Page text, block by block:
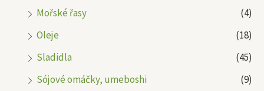
Mořské řasy
(4)
Oleje
(18)
Sladidla
(45)
Sójové omáčky, umeboshi
(9)